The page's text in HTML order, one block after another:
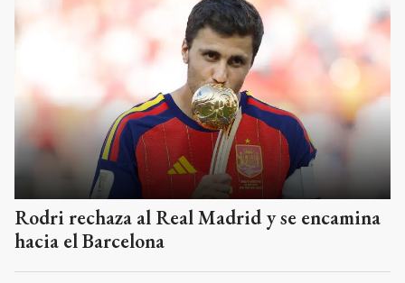
Rodri rechaza al Real Madrid y se encamina
hacia el Barcelona